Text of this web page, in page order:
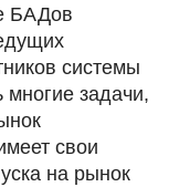
БАДов
системы
задачи,
свои
на рынок